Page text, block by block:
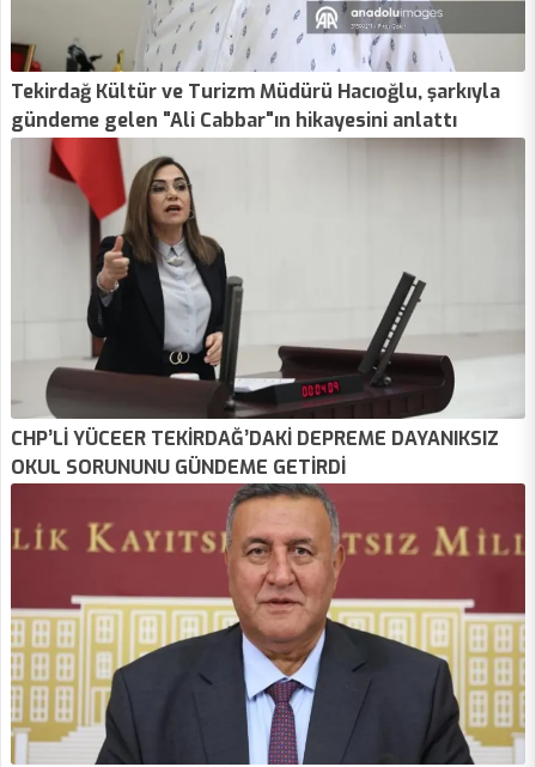
Tekirdağ Kültür ve Turizm Müdürü Hacıoğlu, şarkıyla
gündeme gelen "Ali Cabbar"ın hikayesini anlattı
CHP’Lİ YÜCEER TEKİRDAĞ’DAKİ DEPREME DAYANIKSIZ
OKUL SORUNUNU GÜNDEME GETİRDİ